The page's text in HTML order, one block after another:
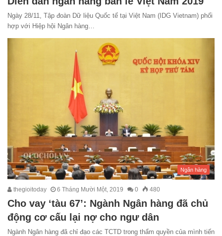
Ngày 28/11, Tập đoàn Dữ liệu Quốc tế tại Việt Nam (IDG Vietnam) phối
hợp với Hiệp hội Ngân hàng…
Ngân hàng
thegioitoday 6 Tháng Mười Một, 2019 0 480
Cho vay ‘tàu 67’: Ngành Ngân hàng đã chủ
động cơ cấu lại nợ cho ngư dân
Ngành Ngân hàng đã chỉ đạo các TCTD trong thẩm quyền của mình tiến